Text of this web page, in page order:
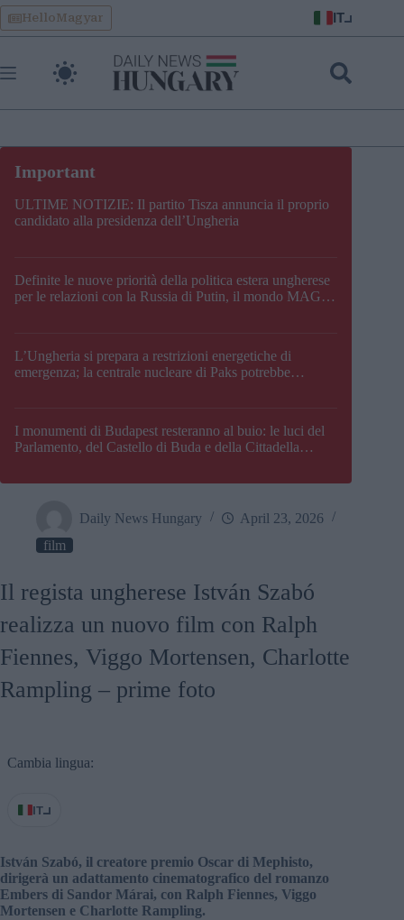
Skip
to
content
HelloMagyar IT
ULTIME NOTIZIE: Il partito Tisza annuncia il proprio
candidato alla presidenza dell’Ungheria
Definite le nuove priorità della politica estera ungherese
per le relazioni con la Russia di Putin, il mondo MAGA,
L’Ungheria si prepara a restrizioni energetiche di
emergenza; la centrale nucleare di Paks potrebbe
I monumenti di Budapest resteranno al buio: le luci del
Parlamento, del Castello di Buda e della Cittadella
Daily News Hungary
April 23, 2026
film
Il regista ungherese István Szabó
realizza un nuovo film con Ralph
Fiennes, Viggo Mortensen, Charlotte
Rampling – prime foto
Cambia lingua:
IT
István Szabó, il creatore premio Oscar di Mephisto,
dirigerà un adattamento cinematografico del romanzo
Embers di Sandor Márai, con Ralph Fiennes, Viggo
Mortensen e Charlotte Rampling.